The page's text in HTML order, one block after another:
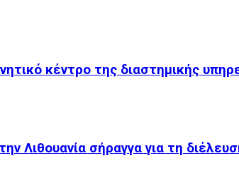
κέντρο της διαστημικής
Λιθουανία σήραγγα για τη